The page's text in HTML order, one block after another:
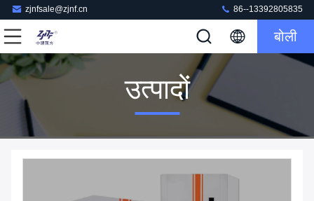
zjnfsale@zjnf.cn 86--13392805835
बोली
उत्पादों